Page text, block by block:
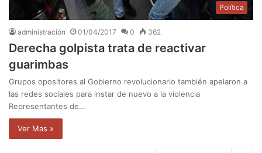
Política
administración 01/04/2017 0 362
Derecha golpista trata de reactivar
guarimbas
Grupos opositores al Gobierno revolucionario también apelaron a
las redes sociales para instar de nuevo a la violencia
Representantes de…
Ver Mas »